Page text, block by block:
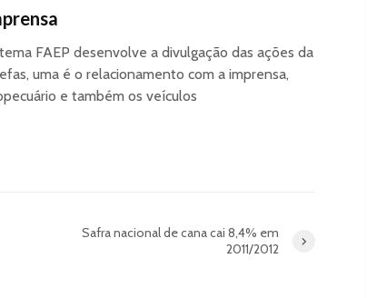
FAEP desenvolve a divulgação das ações da
uma é o relacionamento com a imprensa,
e também os veículos
Safra nacional de cana cai 8,4% em
2011/2012